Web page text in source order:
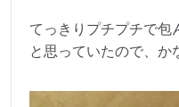
てっきりプチプチで包
と思っていたので、か